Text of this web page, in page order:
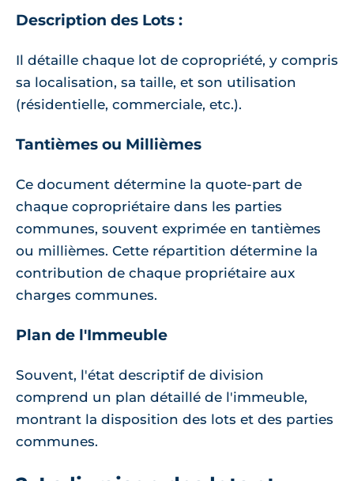
Description des Lots :
Il détaille chaque lot de copropriété, y compris
sa localisation, sa taille, et son utilisation
(résidentielle, commerciale, etc.).
Tantièmes ou Millièmes
Ce document détermine la quote-part de
chaque copropriétaire dans les parties
communes, souvent exprimée en tantièmes
ou millièmes. Cette répartition détermine la
contribution de chaque propriétaire aux
charges communes.
Plan de l'Immeuble
Souvent, l'état descriptif de division
comprend un plan détaillé de l'immeuble,
montrant la disposition des lots et des parties
communes.